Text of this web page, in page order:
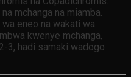
mchanga na miamba.
eneo na wakati wa
kwenye mchanga,
3, hadi samaki wadogo